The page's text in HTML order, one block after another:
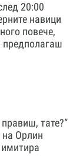
20:00
навици
повече,
предполагаш
тате?“
Орлин